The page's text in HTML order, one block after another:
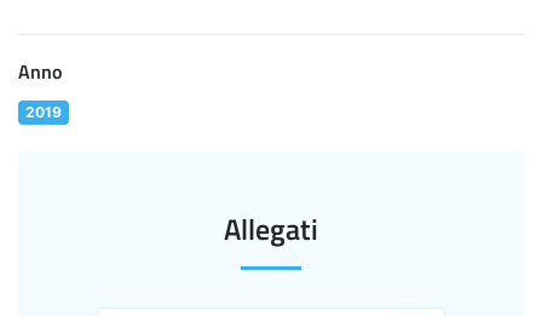
Anno
2019
Allegati